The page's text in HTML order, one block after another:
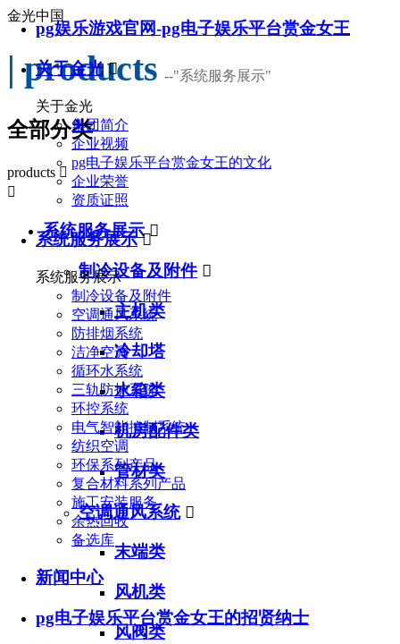
pg娱乐游戏官网-pg电子娱乐平台赏金女王
关于金光 
关于金光
集团简介
企业视频
pg电子娱乐平台赏金女王的文化
企业荣誉
资质证照
系统服务展示 
系统服务展示
制冷设备及附件
空调通风系统
防排烟系统
洁净空调
循环水系统
三轨防护系统
环控系统
电气智能控制系统
纺织空调
环保系列产品
复合材料系列产品
施工安装服务
余热回收
备选库
新闻中心
pg电子娱乐平台赏金女王的招贤纳士
金光中国
| products --"系统服务展示"
全部分类
products 

系统服务展示 
制冷设备及附件 
主机类
冷却塔
水箱类
机房配件类
管材类
空调通风系统 
末端类
风机类
风阀类